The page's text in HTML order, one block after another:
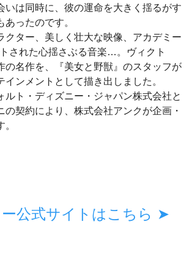
いは同時に、彼の運命を大きく揺るがす
あったのです。
クター、美しく壮大な映像、アカデミー
された心揺さぶる音楽…。ヴィクト
の名作を、『美女と野獣』のスタッフが
インメントとして描き出しました。
ト・ディズニー・ジャパン株式会社と
の契約により、株式会社アンクが企画・
公式サイトはこちら ➤